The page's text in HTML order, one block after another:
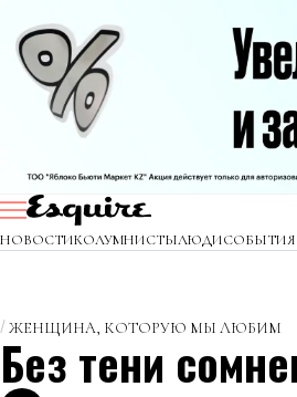
НОВОСТИКОЛУМНИСТЫЛЮДИСОБЫТИЯ
ЖЕНЩИНА, КОТОРУЮ МЫ ЛЮБИМ
Без тени